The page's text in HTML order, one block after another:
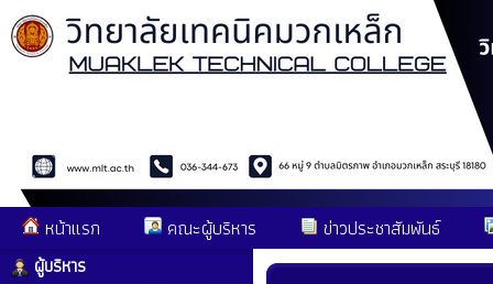
หน้าแรก คณะผู้บริหาร ข่าวประชาสัมพันธ์
ผู้บริหาร